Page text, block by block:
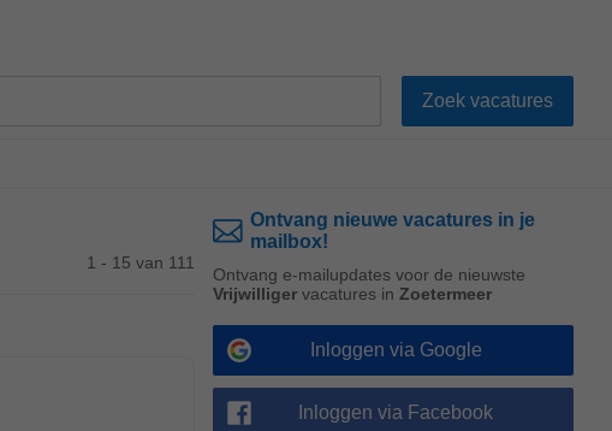
1 - 15 van 111
Ontvang nieuwe vacatures in je
mailbox!
Ontvang e-mailupdates voor de nieuwste
Vrijwilliger vacatures in Zoetermeer
Inloggen via Google
Inloggen via Facebook